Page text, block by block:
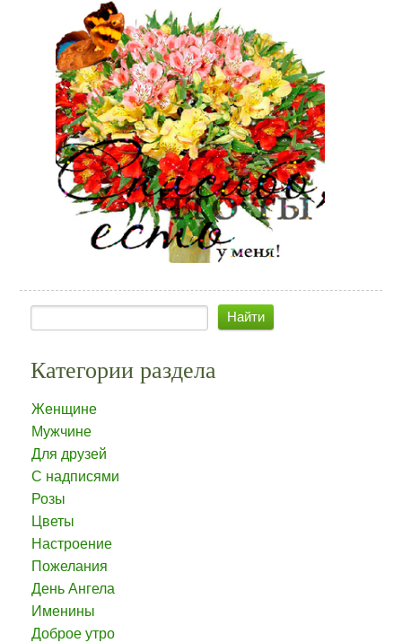
Категории раздела
Женщине
Мужчине
Для друзей
С надписями
Розы
Цветы
Настроение
Пожелания
День Ангела
Именины
Доброе утро